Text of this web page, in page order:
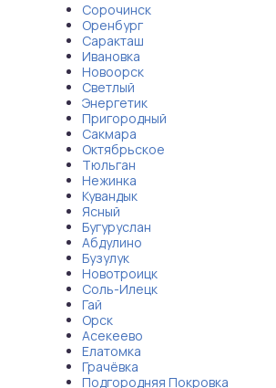
Сорочинск
Оренбург
Саракташ
Ивановка
Новоорск
Светлый
Энергетик
Пригородный
Сакмара
Октябрьское
Тюльган
Нежинка
Кувандык
Ясный
Бугуруслан
Абдулино
Бузулук
Новотроицк
Соль-Илецк
Гай
Орск
Асекеево
Елатомка
Грачёвка
Подгородняя Покровка